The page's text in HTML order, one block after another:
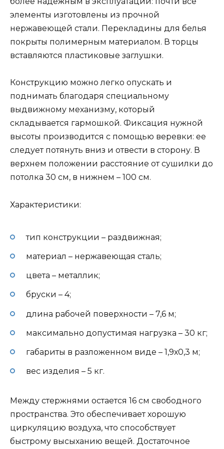
элементы изготовлены из прочной
нержавеющей стали. Перекладины для белья
покрыты полимерным материалом. В торцы
вставляются пластиковые заглушки.
Конструкцию можно легко опускать и
поднимать благодаря специальному
выдвижному механизму, который
складывается гармошкой. Фиксация нужной
высоты производится с помощью веревки: ее
следует потянуть вниз и отвести в сторону. В
верхнем положении расстояние от сушилки до
потолка 30 см, в нижнем – 100 см.
Характеристики:
тип конструкции – раздвижная;
материал – нержавеющая сталь;
цвета – металлик;
бруски – 4;
длина рабочей поверхности – 7,6 м;
максимально допустимая нагрузка – 30 кг;
габариты в разложенном виде – 1,9х0,3 м;
вес изделия – 5 кг.
Между стержнями остается 16 см свободного
пространства. Это обеспечивает хорошую
циркуляцию воздуха, что способствует
быстрому высыханию вещей. Достаточное